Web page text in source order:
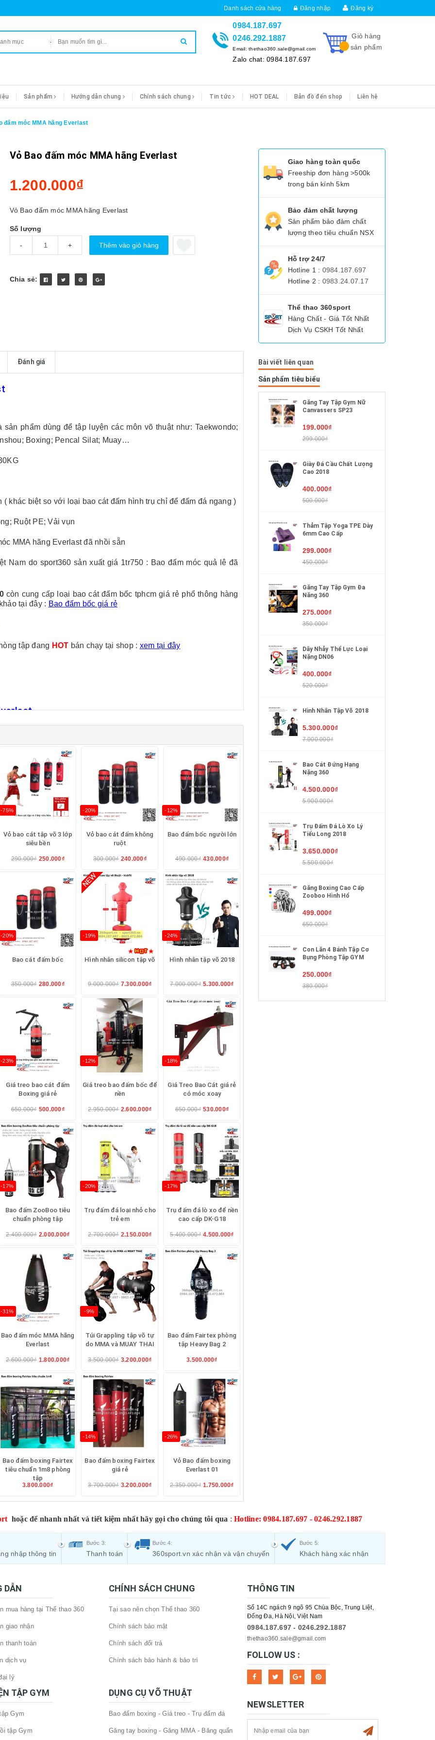
Danh sách cửa hàng Đăng nhập Đăng ký
mục
Giỏ hàng
sản phẩm
0984.187.697
0246.292.1887
Email: thethao360.sale@gmail.com
Zalo chat: 0984.187.697
Sản phẩm Hướng dẫn chung Chính sách chung Tin tức HOT DEAL Bản đồ đến shop Liên hệ
đấm móc MMA hãng Everlast
Vỏ Bao đấm móc MMA hãng Everlast
1.200.000₫
Vỏ Bao đấm móc MMA hãng Everlast
Số lượng
- + Thêm vào giỏ hàng
Chia sẻ:
Đánh giá
sản phẩm dùng để tập luyện các môn võ thuật như: Taekwondo;
Boxing; Pencal Silat; Muay…
khác biệt so với loại bao cát đấm hình trụ chỉ để đấm đá ngang )
Ruột PE; Vải vụn
MMA hãng Everlast đã nhồi sẵn
Nam do sport360 sản xuất giá 1tr750 : Bao đấm móc quả lê đã
còn cung cấp loại bao cát đấm bốc tphcm giá rẻ phổ thông hàng
tại đây : Bao đấm bốc giá rẻ
tập đang HOT bán chạy tại shop : xem tại đây
:xem tại đây
xem tại đây
xem tại đây
:
chứ không phải nơi khác? :xem tại đây
360 CẢM ƠN QUÝ KHÁCH _____
-75%
Vỏ bao cát tập võ 3 lớp
siêu bền
290.000₫ 250.000₫
-20%
Vỏ bao cát đấm không
ruột
300.000₫ 240.000₫
-12%
Bao đấm bốc người lớn
490.000₫ 430.000₫
-20%
Bao cát đấm bốc
350.000₫ 280.000₫
-19%
Hình nhân silicon tập võ
9.000.000₫ 7.300.000₫
-24%
Hình nhân tập võ 2018
7.000.000₫ 5.300.000₫
-23%
Giá treo bao cát đấm
Boxing giá rẻ
650.000₫ 500.000₫
-12%
Giá treo bao đấm bốc để
nền
2.950.000₫ 2.600.000₫
-18%
Giá Treo Bao Cát giá rẻ
có móc xoay
650.000₫ 530.000₫
-17%
Bao đấm ZooBoo tiêu
chuẩn phòng tập
2.400.000₫ 2.000.000₫
-20%
Trụ đấm đá loại nhỏ cho
trẻ em
2.700.000₫ 2.150.000₫
-17%
Trụ đấm đá lò xo để nền
cao cấp DK-G18
5.400.000₫ 4.500.000₫
-31%
Bao đấm móc MMA hãng
Everlast
2.600.000₫ 1.800.000₫
-9%
Túi Grappling tập võ tự
do MMA và MUAY THAI
3.500.000₫ 3.200.000₫
Bao đấm Fairtex phòng
tập Heavy Bag 2
3.500.000₫
Bao đấm boxing Fairtex
tiêu chuẩn 1m8 phòng
tập
3.800.000₫
-14%
Bao đấm boxing Fairtex
giá rẻ
3.700.000₫ 3.200.000₫
-26%
Vỏ Bao đấm boxing
Everlast 01
2.350.000₫ 1.750.000₫
Giao hàng toàn quốc
Freeship đơn hàng >500k
trong bán kính 5km
Bảo đảm chất lượng
Sản phẩm bảo đảm chất
lượng theo tiêu chuẩn NSX
Hỗ trợ 24/7
Hotline 1 : 0984.187.697
Hotline 2 : 0983.24.07.17
Thể thao 360sport
Hàng Chất - Giá Tốt Nhất
Dịch Vụ CSKH Tốt Nhất
Bài viết liên quan
Sản phẩm tiêu biểu
Găng Tay Tập Gym Nữ
Canvassers SP23
199.000₫
299.000₫
Giày Đá Cầu Chất Lượng
Cao 2018
400.000₫
500.000₫
Thảm Tập Yoga TPE Dày
6mm Cao Cấp
299.000₫
450.000₫
Găng Tay Tập Gym Đa
Năng 360
275.000₫
350.000₫
Dây Nhảy Thể Lực Loại
Nặng DN06
400.000₫
520.000₫
Hình Nhân Tập Võ 2018
5.300.000₫
7.000.000₫
Bao Cát Đứng Hạng
Nặng 360
4.500.000₫
5.900.000₫
Trụ Đấm Đá Lò Xo Lý
Tiểu Long 2018
3.650.000₫
5.500.000₫
Găng Boxing Cao Cấp
Zooboo Hình Hổ
499.000₫
650.000₫
Con Lăn 4 Bánh Tập Cơ
Bụng Phòng Tập GYM
250.000₫
380.000₫
hoặc để nhanh nhất và tiết kiệm nhất hãy gọi cho chúng tôi qua : Hotline: 0984.187.697 - 0246.292.1887
nhập thông tin
Bước 3:
Thanh toán
Bước 4:
360sport.vn xác nhận và vận chuyển
Bước 5:
Khách hàng xác nhận
DẪN
mua hàng tại Thể thao 360
giao nhận
thanh toán
dịch vụ
lý
TẬP GYM
Gym
tập Gym
CHÍNH SÁCH CHUNG
Tại sao nên chọn Thể thao 360
Chính sách bảo mật
Chính sách đổi trả
Chính sách bảo hành & bảo trì
DỤNG CỤ VÕ THUẬT
Bao đấm boxing - Giá treo - Trụ đấm đá
Găng tay boxing - Găng MMA - Băng quấn
THÔNG TIN
Số 14C ngách 9 ngõ 95 Chùa Bộc, Trung Liệt,
Đống Đa, Hà Nội, Việt Nam
0984.187.697 - 0246.292.1887
thethao360.sale@gmail.com
FOLLOW US :
NEWSLETTER